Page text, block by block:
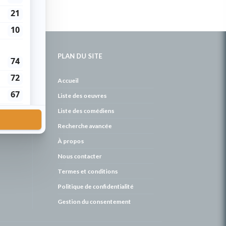
PLAN DU SITE
Accueil
Liste des oeuvres
Liste des comédiens
Recherche avancée
À propos
Nous contacter
Termes et conditions
Politique de confidentialité
Gestion du consentement